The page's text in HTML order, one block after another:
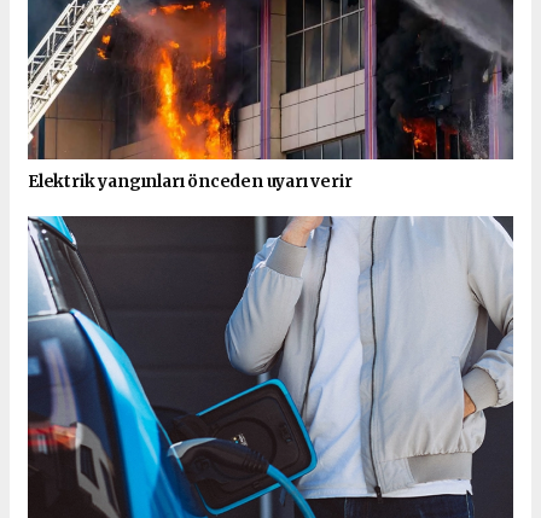
Elektrik yangınları önceden uyarı verir